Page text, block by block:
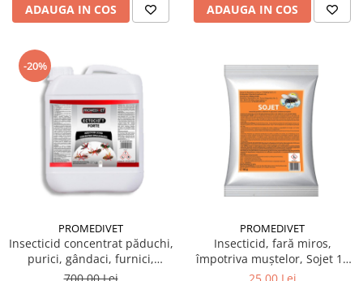
ADAUGA IN COS ADAUGA IN COS
-20%
PROMEDIVET
Insecticid concentrat păduchi,
purici, gândaci, furnici,
muște, țânțari Ectocid Forte T
PROMEDIVET
Insecticid, fară miros,
împotriva muștelor, Sojet 10
gr